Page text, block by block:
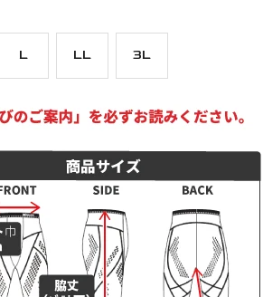
L LL 3L